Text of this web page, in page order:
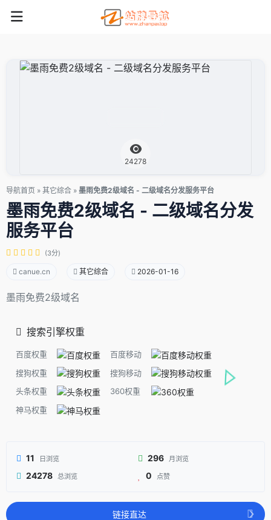
24278
导航首页 » 其它综合 » 墨雨免费2级域名 - 二级域名分发服务平台
墨雨免费2级域名 - 二级域名分发
服务平台
(3分)
canue.cn 其它综合 2026-01-16
墨雨免费2级域名
搜索引擎权重
百度权重
百度移动
搜狗权重
搜狗移动
头条权重
360权重
神马权重
11 日浏览 296 月浏览
24278 总浏览 0 点赞
链接直达